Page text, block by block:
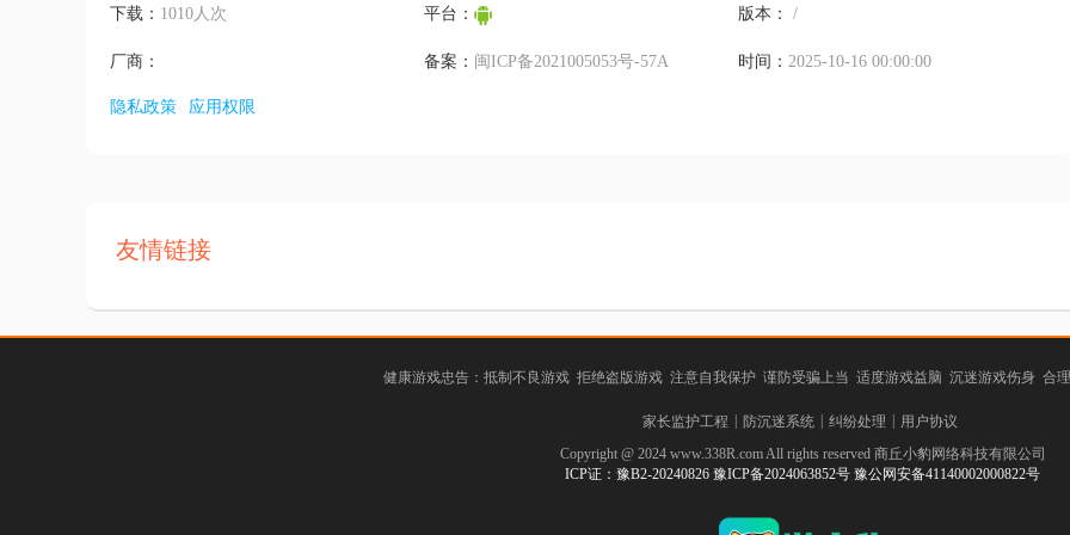
下载： 1010人次 平台： 版本： /
厂商： 备案： 闽ICP备2021005053号-57A 时间：2025-10-16 00:00:00
隐私政策 应用权限
友情链接
健康游戏忠告：抵制不良游戏 拒绝盗版游戏 注意自我保护 谨防受骗上当 适度游戏益脑 沉迷游戏伤身 合
家长监护工程 防沉迷系统 纠纷处理
用户协议
Copyright @ 2024 www.338R.com All rights reserved 商丘小豹网络科技有限公司
ICP证：豫B2-20240826 豫ICP备2024063852号 豫公网安备41140002000822号